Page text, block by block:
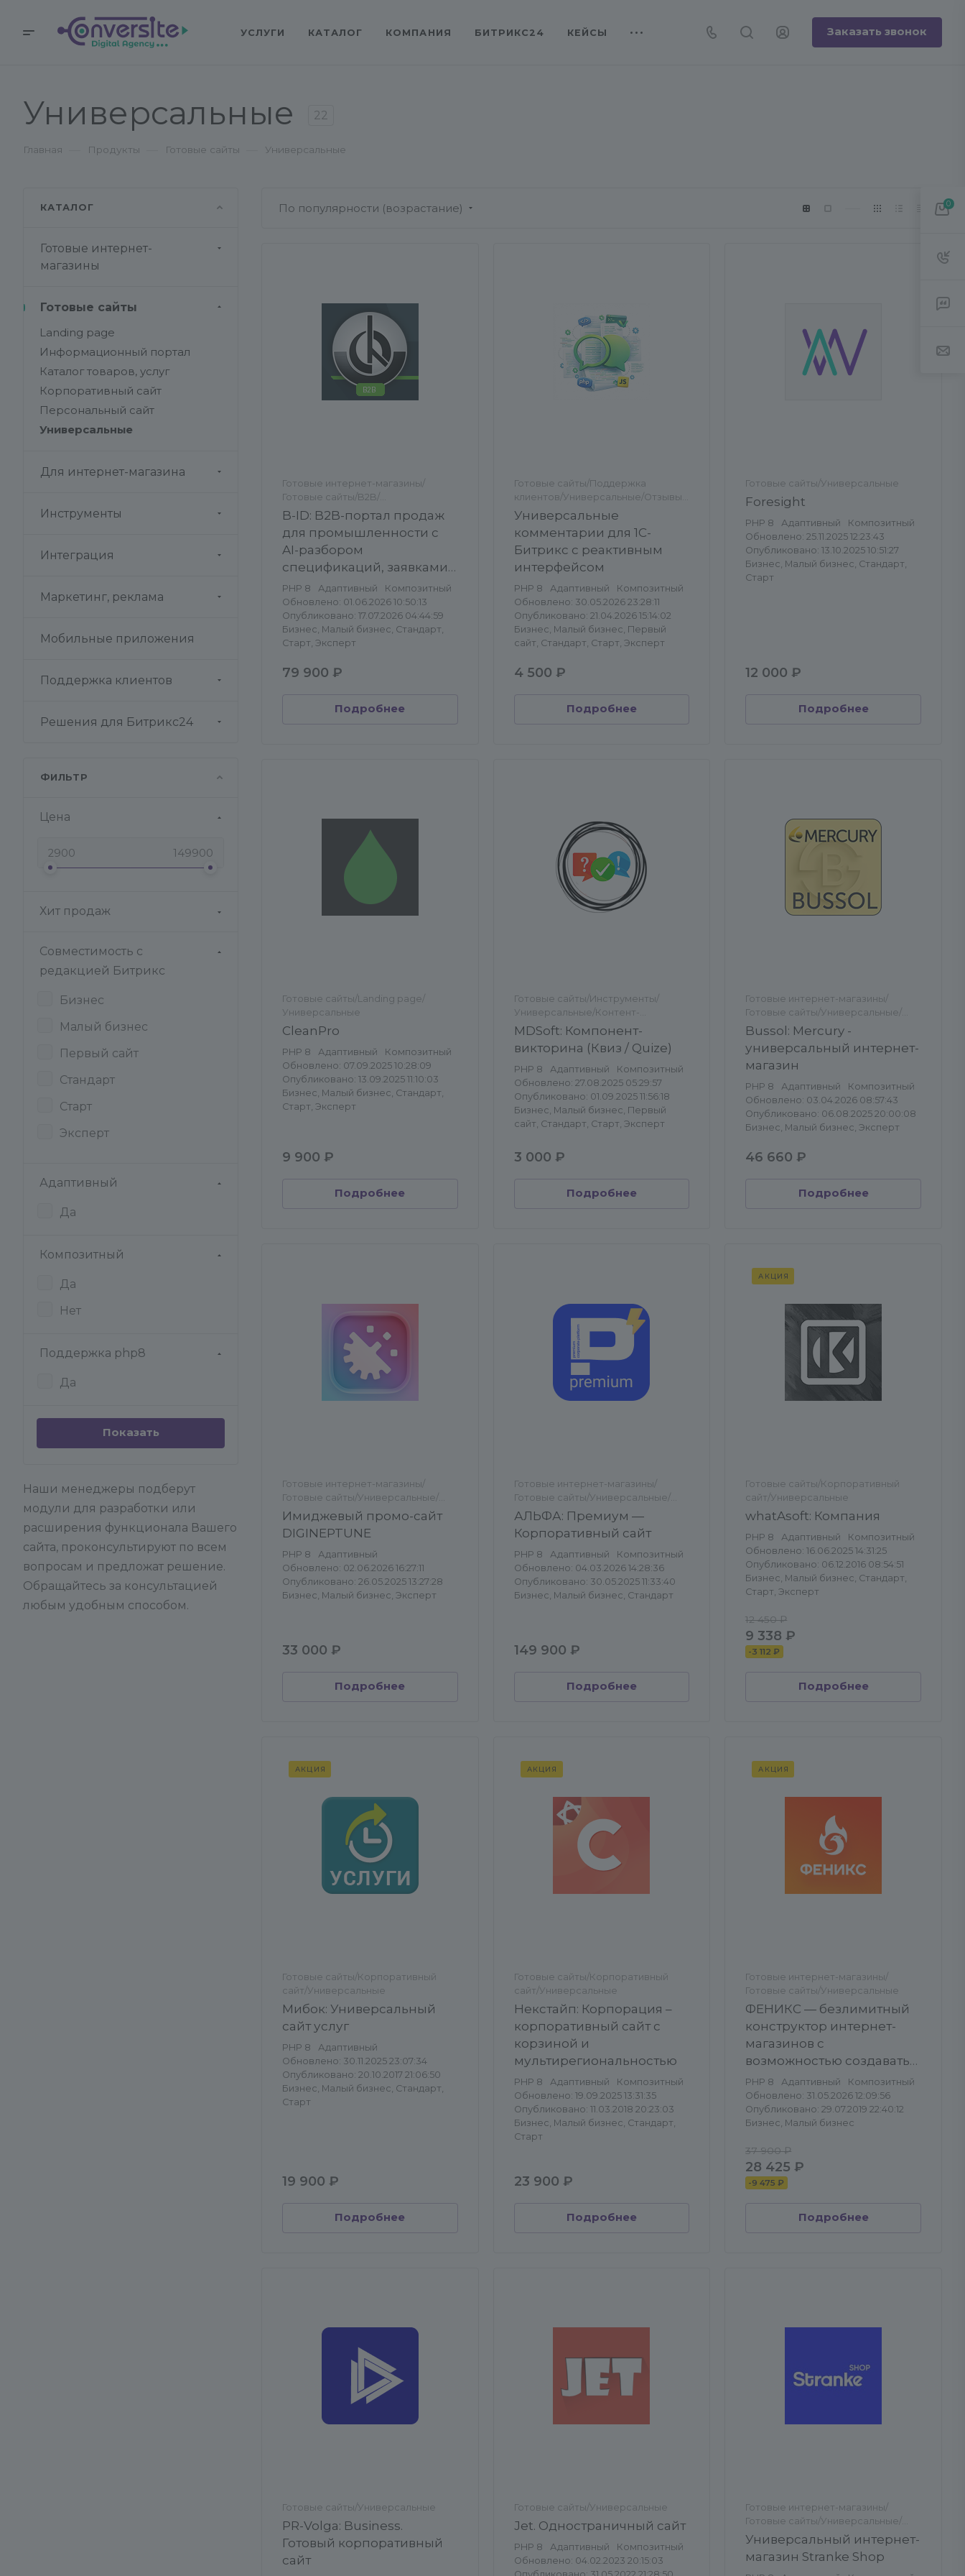
УСЛУГИ КАТАЛОГ КОМПАНИЯ БИТРИКС24 КЕЙСЫ Заказать звонок
Универсальные 22
Главная Продукты Готовые сайты Универсальные
По популярности (возрастание)
Готовые интернет-магазины/
Готовые сайты/B2B/
Универсальные
B-ID: B2B-портал продаж
для промышленности с
AI-разбором
спецификаций, заявками
и КП
PHP 8 Адаптивный
Композитный
Обновлено: 01.06.2026 10:50:13
Опубликовано: 17.07.2026 04:44:59
Бизнес, Малый бизнес, Стандарт,
Старт, Эксперт
79 900 ₽
Подробнее
Готовые сайты/Поддержка
клиентов/Универсальные/Отзывы,
комментарии
Универсальные
комментарии для 1С-
Битрикс с реактивным
интерфейсом
PHP 8 Адаптивный
Композитный
Обновлено: 30.05.2026 23:28:11
Опубликовано: 21.04.2026 15:14:02
Бизнес, Малый бизнес, Первый
сайт, Стандарт, Старт, Эксперт
4 500 ₽
Подробнее
Готовые сайты/Универсальные
Foresight
PHP 8 Адаптивный
Композитный
Обновлено: 25.11.2025 12:23:43
Опубликовано: 13.10.2025 10:51:27
Бизнес, Малый бизнес, Стандарт,
Старт
12 000 ₽
Подробнее
Готовые сайты/Landing page/
Универсальные
CleanPro
PHP 8 Адаптивный
Композитный
Обновлено: 07.09.2025 10:28:09
Опубликовано: 13.09.2025 11:10:03
Бизнес, Малый бизнес, Стандарт,
Старт, Эксперт
9 900 ₽
Подробнее
Готовые сайты/Инструменты/
Универсальные/Контент-
менеджеру
MDSoft: Компонент-
викторина (Квиз / Quize)
PHP 8 Адаптивный
Композитный
Обновлено: 27.08.2025 05:29:57
Опубликовано: 01.09.2025 11:56:18
Бизнес, Малый бизнес, Первый
сайт, Стандарт, Старт, Эксперт
3 000 ₽
Подробнее
Готовые интернет-магазины/
Готовые сайты/Универсальные/
Универсальные
Bussol: Mercury -
универсальный интернет-
магазин
PHP 8 Адаптивный
Композитный
Обновлено: 03.04.2026 08:57:43
Опубликовано: 06.08.2025 20:00:08
Бизнес, Малый бизнес, Эксперт
46 660 ₽
Подробнее
Готовые интернет-магазины/
Готовые сайты/Универсальные/
Универсальные
Имиджевый промо-сайт
DIGINEPTUNE
PHP 8
Адаптивный
Обновлено: 02.06.2026 16:27:11
Опубликовано: 26.05.2025 13:27:28
Бизнес, Малый бизнес, Эксперт
33 000 ₽
Подробнее
Готовые интернет-магазины/
Готовые сайты/Универсальные/
Универсальные
АЛЬФА: Премиум —
Корпоративный сайт
PHP 8 Адаптивный
Композитный
Обновлено: 04.03.2026 14:28:36
Опубликовано: 30.05.2025 11:33:40
Бизнес, Малый бизнес, Стандарт
149 900 ₽
Подробнее
АКЦИЯ
Готовые сайты/Корпоративный
сайт/Универсальные
whatAsoft: Компания
PHP 8 Адаптивный
Композитный
Обновлено: 16.06.2025 14:31:25
Опубликовано: 06.12.2016 08:54:51
Бизнес, Малый бизнес, Стандарт,
Старт, Эксперт
12 450 ₽
9 338 ₽
-3 112 ₽
Подробнее
АКЦИЯ
Готовые сайты/Корпоративный
сайт/Универсальные
Мибок: Универсальный
сайт услуг
PHP 8
Адаптивный
Обновлено: 30.11.2025 23:07:34
Опубликовано: 20.10.2017 21:06:50
Бизнес, Малый бизнес, Стандарт,
Старт
19 900 ₽
Подробнее
АКЦИЯ
Готовые сайты/Корпоративный
сайт/Универсальные
Некстайп: Корпорация –
корпоративный сайт с
корзиной и
мультирегиональностью
PHP 8 Адаптивный
Композитный
Обновлено: 19.09.2025 13:31:35
Опубликовано: 11.03.2018 20:23:03
Бизнес, Малый бизнес, Стандарт,
Старт
23 900 ₽
Подробнее
АКЦИЯ
Готовые интернет-магазины/
Готовые сайты/Универсальные
ФЕНИКС — безлимитный
конструктор интернет-
магазинов с
возможностью создавать
нешаблонные лендинги
PHP 8 Адаптивный
Композитный
Обновлено: 31.05.2026 12:09:56
Опубликовано: 29.07.2019 22:40:12
Бизнес, Малый бизнес
37 900 ₽
28 425 ₽
-9 475 ₽
Подробнее
Готовые сайты/Универсальные
PR-Volga: Business.
Готовый корпоративный
сайт
Готовые сайты/Универсальные
Jet. Одностраничный сайт
PHP 8 Адаптивный
Композитный
Обновлено: 04.02.2023 20:15:03
Готовые интернет-магазины/
Готовые сайты/Универсальные/
Универсальные
Универсальный интернет-
магазин Stranke Shop
КАТАЛОГ
Готовые интернет-
магазины
Готовые сайты
Landing page
Информационный портал
Каталог товаров, услуг
Корпоративный сайт
Персональный сайт
Универсальные
Для интернет-магазина
Инструменты
Интеграция
Маркетинг, реклама
Мобильные приложения
Поддержка клиентов
Решения для Битрикс24
ФИЛЬТР
Цена
Хит продаж
Совместимость с
редакцией Битрикс
Бизнес
Малый бизнес
Первый сайт
Стандарт
Старт
Эксперт
Адаптивный
Да
Композитный
Да
Нет
Поддержка php8
Да
Наши менеджеры подберут
модули для разработки или
расширения функционала Вашего
сайта, проконсультируют по всем
вопросам и предложат решение.
Обращайтесь за консультацией
любым удобным способом.
0